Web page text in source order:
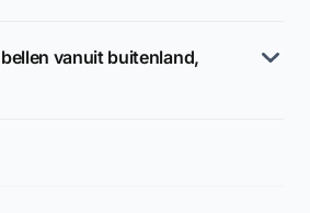
vanuit buitenland,